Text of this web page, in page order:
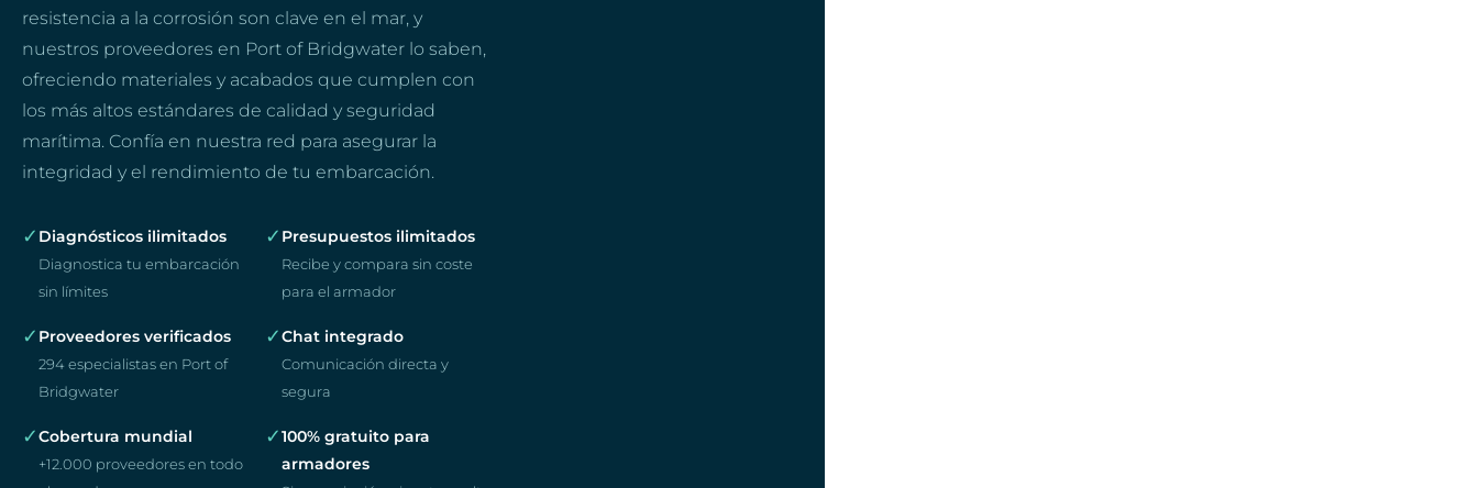
resistencia a la corrosión son clave en el mar, y
nuestros proveedores en Port of Bridgwater lo saben,
ofreciendo materiales y acabados que cumplen con
los más altos estándares de calidad y seguridad
marítima. Confía en nuestra red para asegurar la
integridad y el rendimiento de tu embarcación.
✓ Diagnósticos ilimitados
Diagnostica tu embarcación
sin límites
✓ Presupuestos ilimitados
Recibe y compara sin coste
para el armador
✓ Proveedores verificados
294 especialistas en Port of
Bridgwater
✓Chat integrado
Comunicación directa y
segura
✓Cobertura mundial
+12.000 proveedores en todo
✓100% gratuito para
armadores